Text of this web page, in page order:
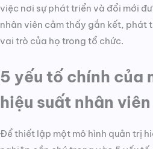
việc nơi sự phát triển và đổi mới
nhân viên cảm thấy gắn kết, phát
vai trò của họ trong tổ chức.
5 yếu tố chính của
hiệu suất nhân
Để thiết lập một mô hình quản trị